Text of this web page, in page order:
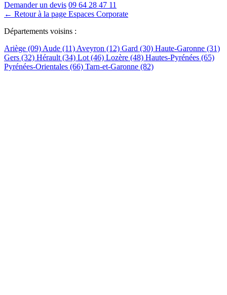
Demander un devis 09 64 28 47 11
← Retour à la page Espaces Corporate
Départements voisins :
Ariège (09) Aude (11) Aveyron (12) Gard (30) Haute-Garonne (31)
Gers (32) Hérault (34) Lot (46) Lozère (48) Hautes-Pyrénées (65)
Pyrénées-Orientales (66) Tarn-et-Garonne (82)